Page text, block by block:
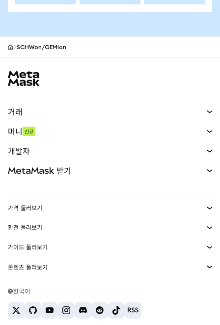
SCHWon/GEMIon
거래
무기한 선물
실물자산
머니 신규
개발자
MetaMask Connect
Snaps
웹3 서비스
MetaMask 받기
보안
고객 지원
채용
가격 둘러보기
이더리움 가격
솔라나 가격
테더 가격
환전 둘러보기
ETH를 USD로 환전
USDT를 INR로 환전
BTC를 INR로 환전
ETH를 USDT로 환전
가이드 둘러보기
ETH 매수
USDT 매수
콘텐츠 둘러보기
솔라나 지갑
한국어